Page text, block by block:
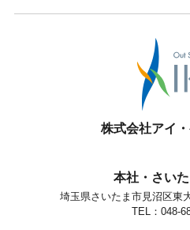
当社は、お客さまよりお預かりした
お客さまの同意がある場合
お客さまが希望されるサービスを行
業者に対して開示する場合。
法令に基づき開示することが必要であ
個人情報の安全対策
お客さまがご本人の個人情報の照会
場合には、ご本人であることを確認
株式会社アイ
本社・さい
埼玉県さいたま市見沼区東
TEL：048-